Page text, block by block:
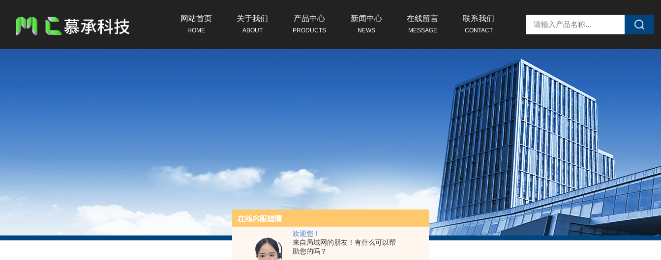
欢迎您！
来自局域网的朋友！有什么可以帮
助您的吗？
网站首页
HOME
关于我们
ABOUT
产品中心
PRODUCTS
新闻中心
NEWS
在线留言
MESSAGE
联系我们
CONTACT